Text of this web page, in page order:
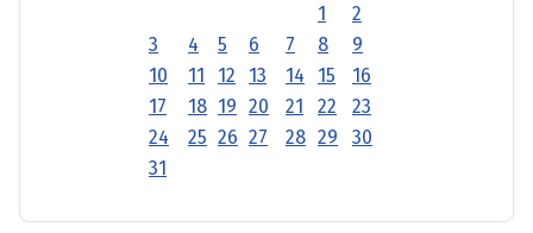
1
2
3
4 5 6 7 8
9
10
11 12 13 14 15
16
17
18 19 20 21 22
23
24
25 26 27 28 29
30
31